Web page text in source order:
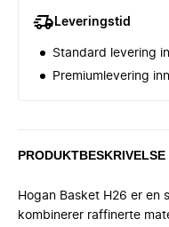
Leveringstid
Standard levering
Premiumlevering
PRODUKTBESKRIVELSE
Hogan Basket H26 er en
kombinerer raffinerte